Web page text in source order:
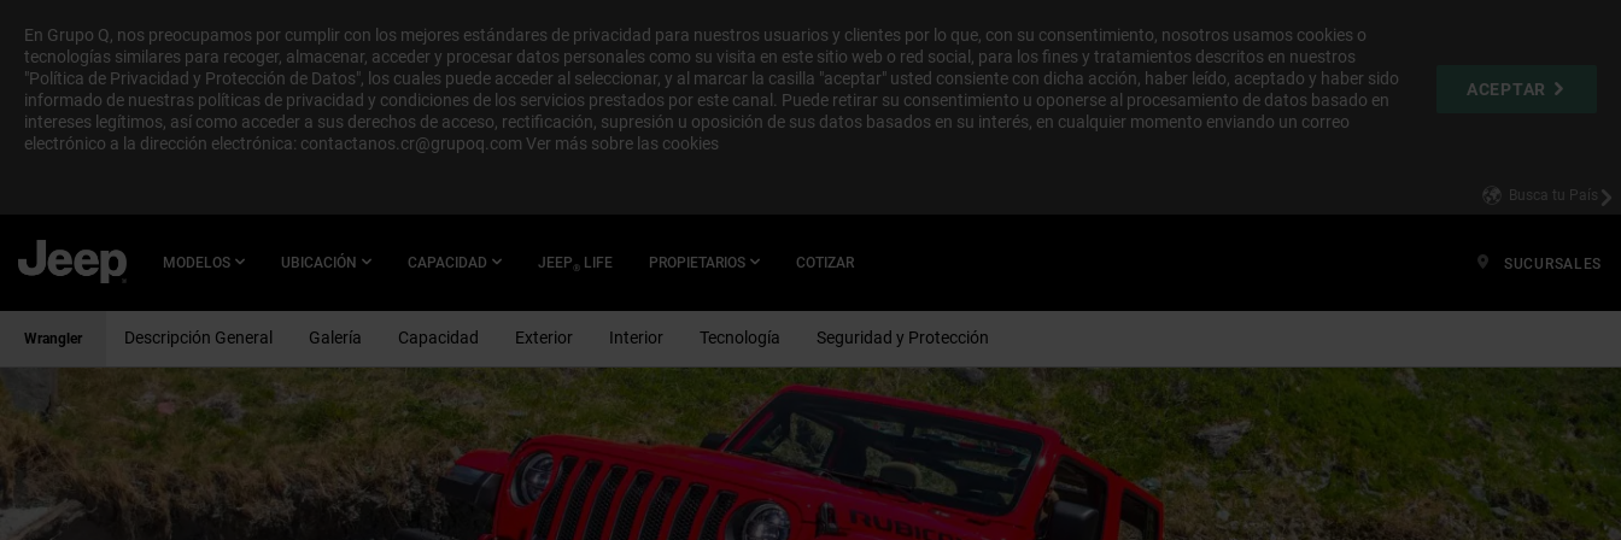
En Grupo Q, nos preocupamos por cumplir con los mejores estándares de privacidad para nuestros usuarios y clientes por lo que, con su consentimiento, nosotros usamos cookies o
tecnologías similares para recoger, almacenar, acceder y procesar datos personales como su visita en este sitio web o red social, para los fines y tratamientos descritos en nuestros
"Política de Privacidad y Protección de Datos", los cuales puede acceder al seleccionar, y al marcar la casilla "aceptar" usted consiente con dicha acción, haber leído, aceptado y haber sido
informado de nuestras políticas de privacidad y condiciones de los servicios prestados por este canal. Puede retirar su consentimiento u oponerse al procesamiento de datos basado en
intereses legítimos, así como acceder a sus derechos de acceso, rectificación, supresión u oposición de sus datos basados en su interés, en cualquier momento enviando un correo
electrónico a la dirección electrónica: contactanos.cr@grupoq.com Ver más sobre las cookies
ACEPTAR
Busca tu País
MODELOS UBICACIÓN CAPACIDAD JEEP® LIFE PROPIETARIOS COTIZAR SUCURSALES
Wrangler Descripción General Galería Capacidad Exterior Interior Tecnología Seguridad y Protección
NAVIGATION